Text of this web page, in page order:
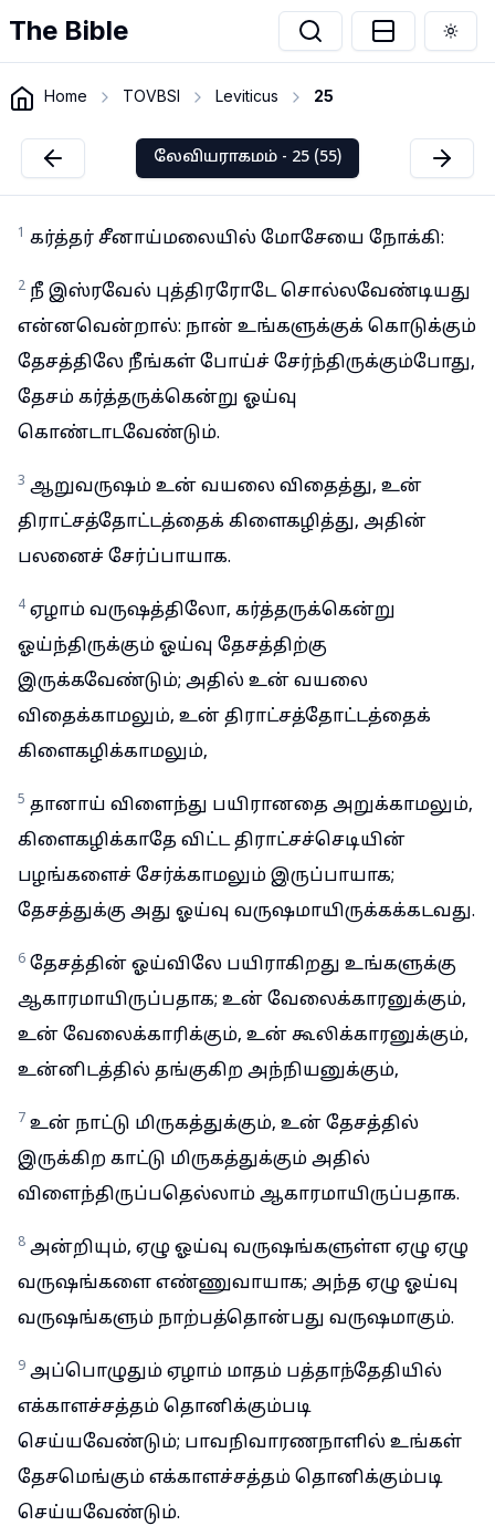
The Bible
Home TOVBSI Leviticus 25
லேவியராகமம் - 25 (55)
1 கர்த்தர் சீனாய்மலையில் மோசேயை நோக்கி:
2 நீ இஸ்ரவேல் புத்திரரோடே சொல்லவேண்டியது
என்னவென்றால்: நான் உங்களுக்குக் கொடுக்கும்
தேசத்திலே நீங்கள் போய்ச் சேர்ந்திருக்கும்போது,
தேசம் கர்த்தருக்கென்று ஓய்வு
கொண்டாடவேண்டும்.
3 ஆறுவருஷம் உன் வயலை விதைத்து, உன்
திராட்சத்தோட்டத்தைக் கிளைகழித்து, அதின்
பலனைச் சேர்ப்பாயாக.
4 ஏழாம் வருஷத்திலோ, கர்த்தருக்கென்று
ஓய்ந்திருக்கும் ஓய்வு தேசத்திற்கு
இருக்கவேண்டும்; அதில் உன் வயலை
விதைக்காமலும், உன் திராட்சத்தோட்டத்தைக்
கிளைகழிக்காமலும்,
5 தானாய் விளைந்து பயிரானதை அறுக்காமலும்,
கிளைகழிக்காதே விட்ட திராட்சச்செடியின்
பழங்களைச் சேர்க்காமலும் இருப்பாயாக;
தேசத்துக்கு அது ஓய்வு வருஷமாயிருக்கக்கடவது.
6 தேசத்தின் ஓய்விலே பயிராகிறது உங்களுக்கு
ஆகாரமாயிருப்பதாக; உன் வேலைக்காரனுக்கும்,
உன் வேலைக்காரிக்கும், உன் கூலிக்காரனுக்கும்,
உன்னிடத்தில் தங்குகிற அந்நியனுக்கும்,
7 உன் நாட்டு மிருகத்துக்கும், உன் தேசத்தில்
இருக்கிற காட்டு மிருகத்துக்கும் அதில்
விளைந்திருப்பதெல்லாம் ஆகாரமாயிருப்பதாக.
8 அன்றியும், ஏழு ஓய்வு வருஷங்களுள்ள ஏழு ஏழு
வருஷங்களை எண்ணுவாயாக; அந்த ஏழு ஓய்வு
வருஷங்களும் நாற்பத்தொன்பது வருஷமாகும்.
9 அப்பொழுதும் ஏழாம் மாதம் பத்தாந்தேதியில்
எக்காளச்சத்தம் தொனிக்கும்படி
செய்யவேண்டும்; பாவநிவாரணநாளில் உங்கள்
தேசமெங்கும் எக்காளச்சத்தம் தொனிக்கும்படி
செய்யவேண்டும்.